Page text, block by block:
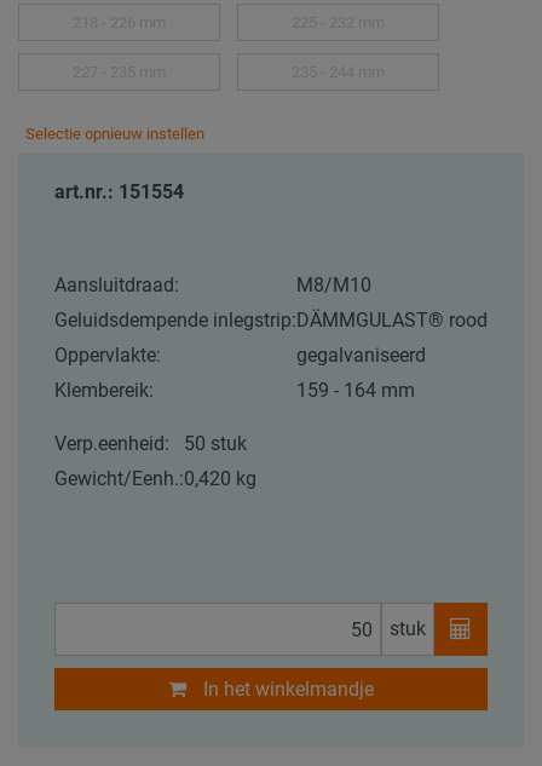
Selectie opnieuw instellen
art.nr.: 151554
Aansluitdraad:
M8/M10
Geluidsdempende inlegstrip: DÄMMGULAST® rood
Oppervlakte:
gegalvaniseerd
Klembereik:
159 - 164 mm
Verp.eenheid:
50 stuk
Gewicht/Eenh.:0,420 kg
stuk
In het winkelmandje